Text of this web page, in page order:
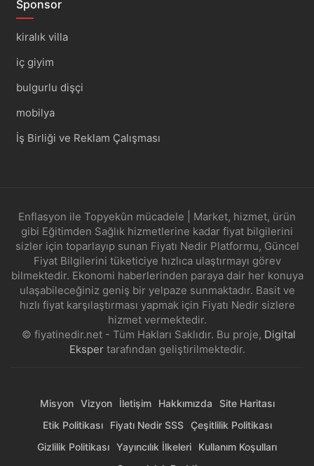
Sponsor
kiralık villa
iç giyim
bulgurlu dişçi
mobilya
İş Birliği ve Reklam Çalışması
Enflasyon ile Topyekûn mücadele | Market, hizmet, ürün
gibi Eğitimden Sağlık hizmetlerine kadar fiyat bilgilerini
sizler için toparlayıp sunan Fiyatı Nedir Platformu, Güncel
Fiyat Bilgilerini tüketiciye hızlıca ulaştırmayı görev
bilmektedir. Ekonomi haberlerinden paraya dair her konuya
ulaşabileceğiniz geniş bir yelpaze sunmaktadır. Basit ve
hızlı fiyat karşılaştırması yapmak için Fiyatı Nedir sizlere
hizmet vermektedir.
© fiyatinedir.net - Tüm Hakları Saklıdır. Bu proje, Digital
Ekspertarafından geliştirilmektedir.
Misyon Vizyon İletişim Hakkımızda
Site Haritası
Etik Politikası
Fiyatı Nedir SSS
Çeşitlilik Politikası
Gizlilik Politikası Yayıncılık İlkeleri
Kullanım Koşulları